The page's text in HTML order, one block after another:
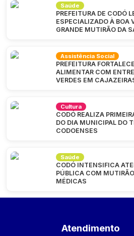
Saúde
PREFEITURA DE CODÓ
ESPECIALIZADO À BOA
GRANDE MUTIRÃO DA
Assistência Social
PREFEITURA
ALIMENTAR COM
VERDES EM
Cultura
CODÓ REALIZA
DO DIA MUNICIPAL DO
CODOENSES
Saúde
CODÓ INTENSIFICA
PÚBLICA COM
MÉDICAS
Atendimento